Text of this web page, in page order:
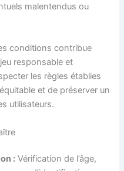
malentendus ou
conditions contribue
responsable et
les règles établies
et de préserver un
utilisateurs.
: Vérification de l’âge,